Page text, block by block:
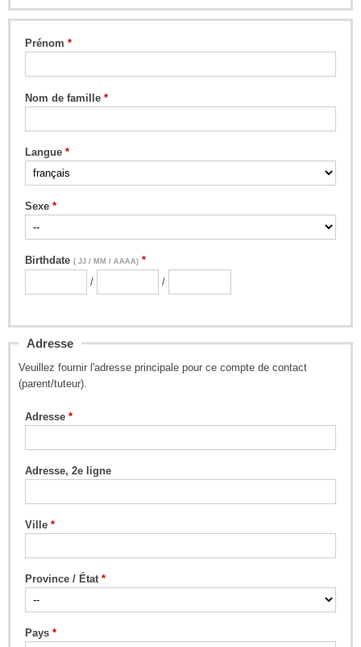
Prénom
Nom de famille
Langue
Sexe
Birthdate( JJ / MM / AAAA)
/ /
Adresse
Veuillez fournir l'adresse principale pour ce compte de contact
(parent/tuteur).
Adresse
Adresse, 2e ligne
Ville
Province / État
Pays